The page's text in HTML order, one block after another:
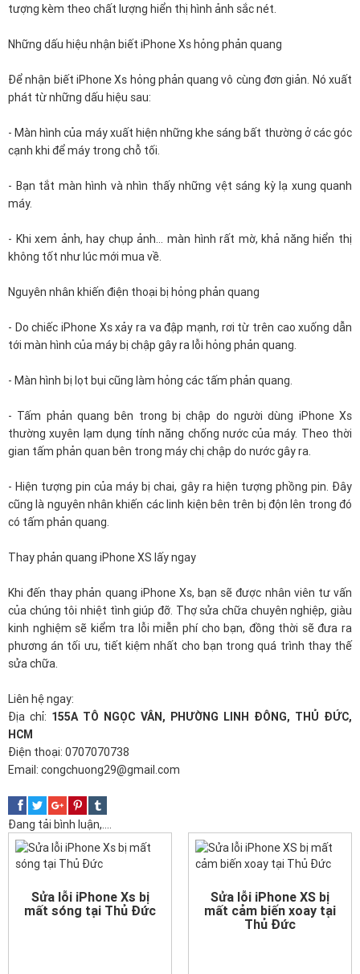
tượng kèm theo chất lượng hiển thị hình ảnh sắc nét.
Những dấu hiệu nhận biết iPhone Xs hỏng phản quang
Để nhận biết iPhone Xs hỏng phản quang vô cùng đơn giản. Nó xuất
phát từ những dấu hiệu sau:
- Màn hình của máy xuất hiện những khe sáng bất thường ở các góc
cạnh khi để máy trong chỗ tối.
- Bạn tắt màn hình và nhìn thấy những vệt sáng kỳ lạ xung quanh
máy.
- Khi xem ảnh, hay chụp ảnh… màn hình rất mờ, khả năng hiển thị
không tốt như lúc mới mua về.
Nguyên nhân khiến điện thoại bị hỏng phản quang
- Do chiếc iPhone Xs xảy ra va đập mạnh, rơi từ trên cao xuống dẫn
tới màn hình của máy bị chập gây ra lỗi hỏng phản quang.
- Màn hình bị lọt bụi cũng làm hỏng các tấm phản quang.
- Tấm phản quang bên trong bị chập do người dùng iPhone Xs
thường xuyên lạm dụng tính năng chống nước của máy. Theo thời
gian tấm phản quan bên trong máy chị chập do nước gây ra.
- Hiện tượng pin của máy bị chai, gây ra hiện tượng phồng pin. Đây
cũng là nguyên nhân khiến các linh kiện bên trên bị độn lên trong đó
có tấm phản quang.
Thay phản quang iPhone XS lấy ngay
Khi đến thay phản quang iPhone Xs, bạn sẽ được nhân viên tư vấn
của chúng tôi nhiệt tình giúp đỡ. Thợ sửa chữa chuyên nghiệp, giàu
kinh nghiệm sẽ kiểm tra lỗi miễn phí cho bạn, đồng thời sẽ đưa ra
phương án tối ưu, tiết kiệm nhất cho bạn trong quá trình thay thế
sửa chữa.
Liên hệ ngay:
Địa chỉ: 155A TÔ NGỌC VÂN, PHƯỜNG LINH ĐÔNG, THỦ ĐỨC,
HCM
Điện thoại: 0707070738
Email: congchuong29@gmail.com
Đang tải bình luận,....
Sửa lỗi iPhone Xs bị
mất sóng tại Thủ Đức
Sửa lỗi iPhone XS bị
mất cảm biến xoay tại
Thủ Đức